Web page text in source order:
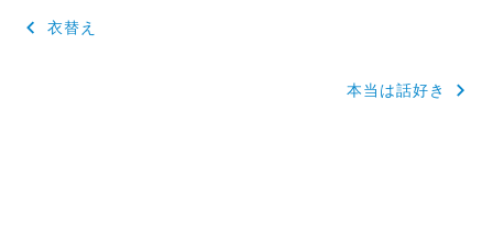
投
衣替え
本当は話好き